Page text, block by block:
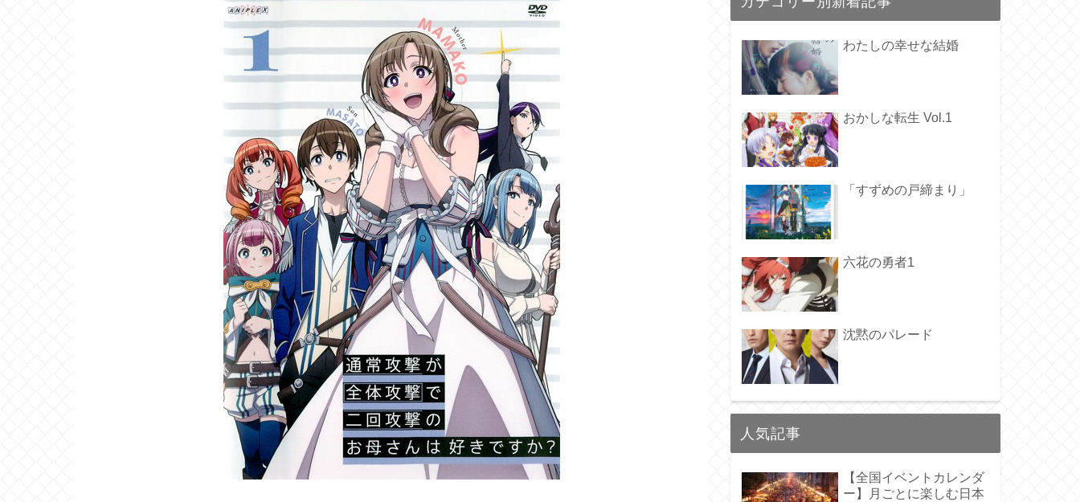
わたしの幸せな結婚
おかしな転生 Vol.1
「すずめの戸締まり」
六花の勇者1
沈黙のパレード
人気記事
【全国イベントカレンダ
ー】月ごとに楽しむ日本